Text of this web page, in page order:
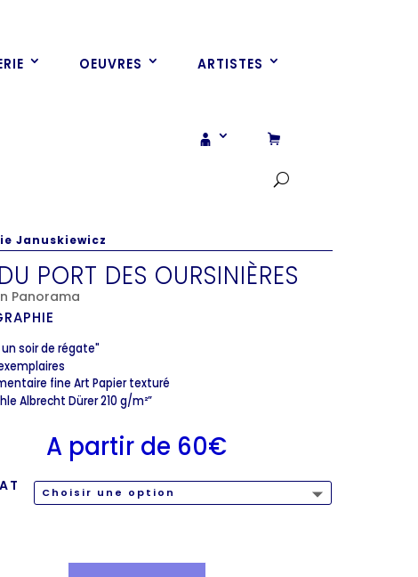
OEUVRES ARTISTES
Januskiewicz
PORT DES OURSINIÈRES
Panorama
soir de régate"
fine Art Papier texturé
Albrecht Dürer 210 g/m²”
A partir de 60€